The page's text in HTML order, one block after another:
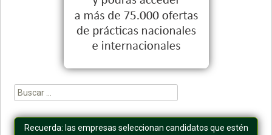
Buscar:
Recuerda: las empresas seleccionan candidatos que estén